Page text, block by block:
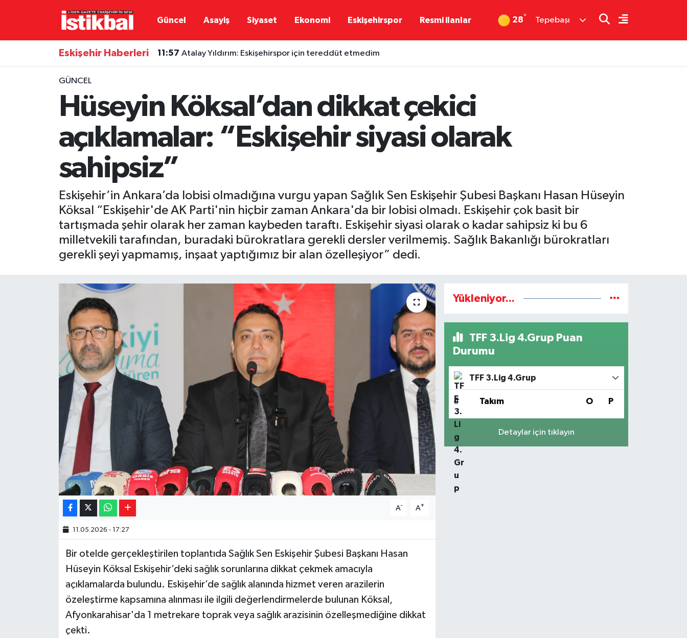
Güncel Asayiş Siyaset Ekonomi Eskişehirspor Resmi ilanlar 28° Tepebaşı
Eskişehir Haberleri 11:57 Atalay Yıldırım: Eskişehirspor için tereddüt etmedim
GÜNCEL
Hüseyin Köksal’dan dikkat çekici
açıklamalar: “Eskişehir siyasi olarak
sahipsiz”
Eskişehir’in Ankara’da lobisi olmadığına vurgu yapan Sağlık Sen Eskişehir Şubesi Başkanı Hasan Hüseyin
Köksal “Eskişehir'de AK Parti'nin hiçbir zaman Ankara'da bir lobisi olmadı. Eskişehir çok basit bir
tartışmada şehir olarak her zaman kaybeden taraftı. Eskişehir siyasi olarak o kadar sahipsiz ki bu 6
milletvekili tarafından, buradaki bürokratlara gerekli dersler verilmemiş. Sağlık Bakanlığı bürokratları
gerekli şeyi yapmamış, inşaat yaptığımız bir alan özelleşiyor” dedi.
A- A+
11.05.2026 - 17:27
Bir otelde gerçekleştirilen toplantıda Sağlık Sen Eskişehir Şubesi Başkanı Hasan
Hüseyin Köksal Eskişehir’deki sağlık sorunlarına dikkat çekmek amacıyla
açıklamalarda bulundu. Eskişehir’de sağlık alanında hizmet veren arazilerin
özeleştirme kapsamına alınması ile ilgili değerlendirmelerde bulunan Köksal,
Afyonkarahisar'da 1 metrekare toprak veya sağlık arazisinin özelleşmediğine dikkat
çekti.
Yükleniyor...
TFF 3.Lig 4.Grup Puan
Durumu
TFF 3.Lig 4.Grup
# Takım O P
Detaylar için tıklayın
Eskişehirspor
Ekonomi
Eskişehir Nöbetçi Eczaneler
Eskişehir Trafik Yoğunluk Haritası
TFF 3.Lig 4.Grup Puan Durumu ve Fikstür
Tüm Manşetler
Son Dakika Haberleri
Haber Arşivi